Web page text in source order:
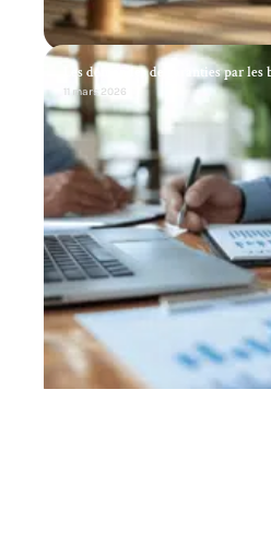
Les demandes de garanties par
11 mars 2026